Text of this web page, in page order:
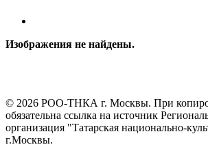
Изображения не найдены.
© 2026 РОО-ТНКА г. Москвы. При
обязательна ссылка на источник
организация "Татарская национально-
г.Москвы.